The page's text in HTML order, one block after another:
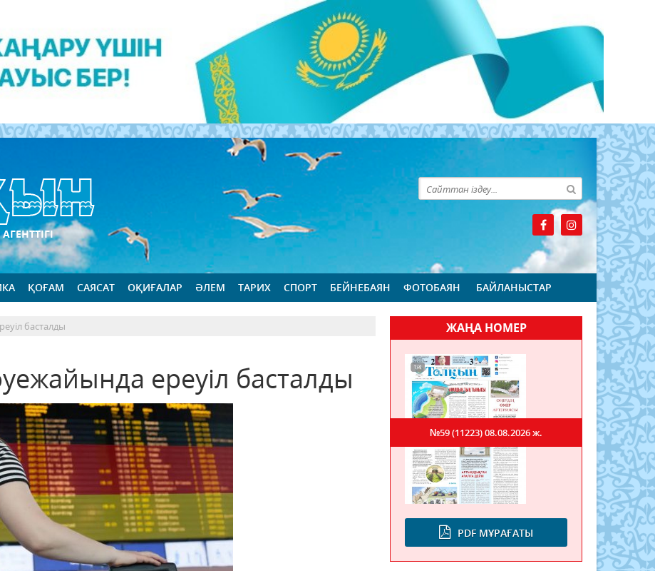
ҚОҒАМ САЯСАТ ОҚИҒАЛАР ӘЛЕМ ТАРИХ СПОРТ БЕЙНЕБАЯН ФОТОБАЯН БАЙЛАНЫСТАР
басталды
ереуіл басталды
ЖАҢА НОМЕР
PDF МҰРАҒАТЫ
№59 (11223)08.08.2026 ж.